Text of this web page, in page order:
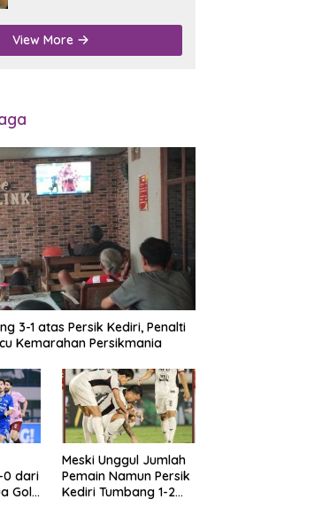
Nganjuk
View More
3-1 atas Persik Kediri, Penalti
Kemarahan Persikmania
0 dari
Gol
Meski Unggul Jumlah
Pemain Namun Persik
Kediri Tumbang 1-2